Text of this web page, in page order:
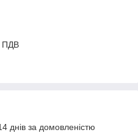
ПДВ
днів за домовленістю